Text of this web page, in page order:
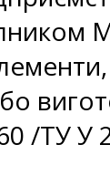
/ТУ У